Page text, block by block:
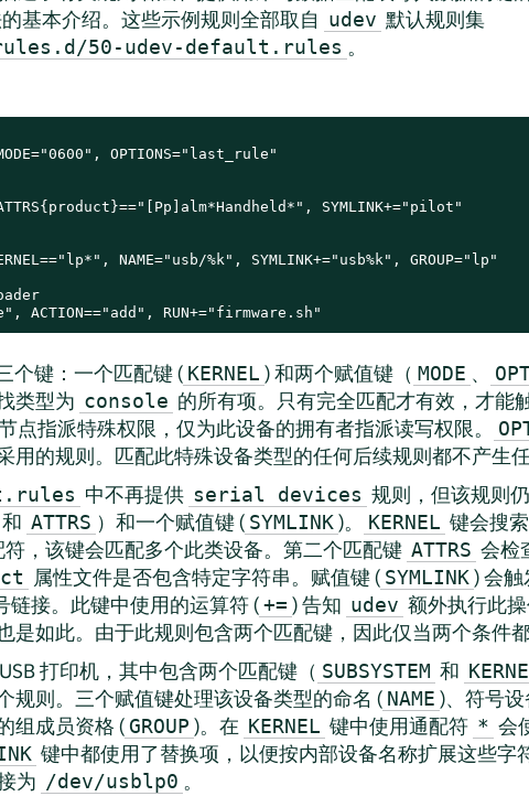
基本介绍。这些示例规则全部取自 udev 默认规则集
50-udev-default.rules 。
OPTIONS="last_rule"
SYMLINK+="pilot"
NAME="usb/%k", SYMLINK+="usb%k", GROUP="lp"
ACTION=="add", RUN+="firmware.sh"
个键：一个匹配键 ( KERNEL ) 和两个赋值键（ MODE 、
类型为 console 的所有项。只有完全匹配才有效，才能
点指派特殊权限，仅为此设备的拥有者指派读写权限。
用的规则。匹配此特殊设备类型的任何后续规则都不产生任
中不再提供 serial devices 规则，但该规则
和 ATTRS ）和一个赋值键 ( SYMLINK )。 KERNEL 键会搜索
符，该键会匹配多个此类设备。第二个匹配键 ATTRS 会检
属性文件是否包含特定字符串。赋值键 ( SYMLINK ) 会
链接。此键中使用的运算符 ( += ) 告知 udev 额外执行此
是如此。由于此规则包含两个匹配键，因此仅当两个条件
打印机，其中包含两个匹配键（ SUBSYSTEM 和
规则。三个赋值键处理该设备类型的命名 ( NAME )、符号
组成员资格 ( GROUP )。在 KERNEL 键中使用通配符 * 会
键中都使用了替换项，以便按内部设备名称扩展这些字
为 /dev/usblp0 。